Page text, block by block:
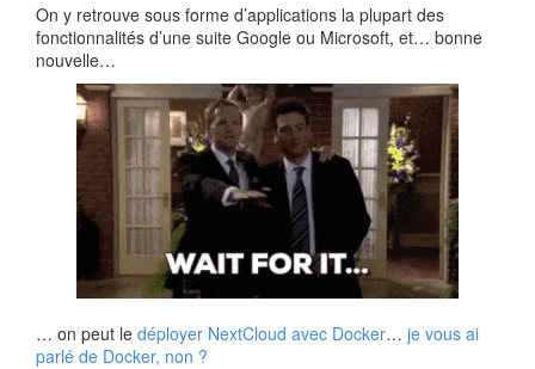
On y retrouve sous forme d’applications la plupart des
fonctionnalités d’une suite Google ou Microsoft, et… bonne
nouvelle…
… on peut le déployer NextCloud avec Docker… je vous ai
parlé de Docker, non ?